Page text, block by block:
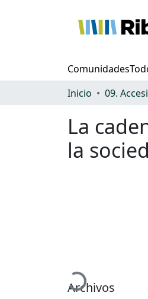
Comunidades
Inicio
09.
La
la
Cargando...
Archivos